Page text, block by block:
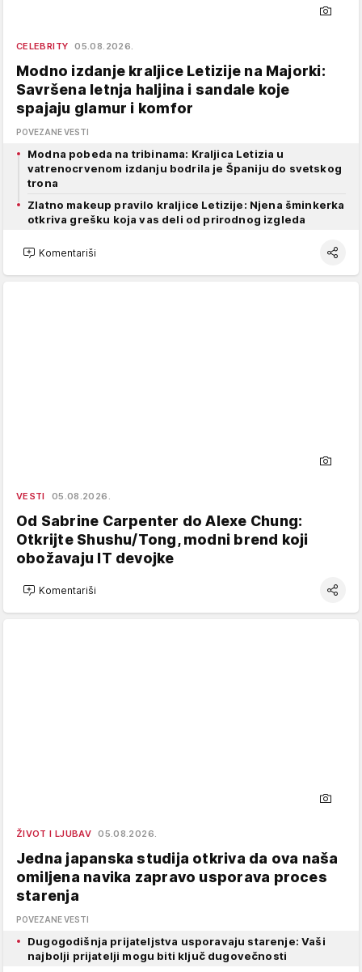
CELEBRITY 05.08.2026.
Modno izdanje kraljice Letizije na Majorki:
Savršena letnja haljina i sandale koje
spajaju glamur i komfor
POVEZANE VESTI
Modna pobeda na tribinama: Kraljica Letizia u
vatrenocrvenom izdanju bodrila je Španiju do svetskog
trona
Zlatno makeup pravilo kraljice Letizije: Njena šminkerka
otkriva grešku koja vas deli od prirodnog izgleda
Komentariši
VESTI 05.08.2026.
Od Sabrine Carpenter do Alexe Chung:
Otkrijte Shushu/Tong, modni brend koji
obožavaju IT devojke
Komentariši
ŽIVOT I LJUBAV 05.08.2026.
Jedna japanska studija otkriva da ova naša
omiljena navika zapravo usporava proces
starenja
POVEZANE VESTI
Dugogodišnja prijateljstva usporavaju starenje: Vaši
najbolji prijatelji mogu biti ključ dugovečnosti